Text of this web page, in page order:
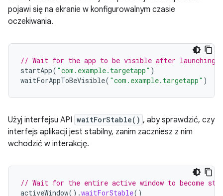
pojawi się na ekranie w konfigurowalnym czasie
oczekiwania.
// Wait for the app to be visible after launching
startApp( "com.example.targetapp" )
waitForAppToBeVisible( "com.example.targetapp" )
Użyj interfejsu API waitForStable() , aby sprawdzić, czy
interfejs aplikacji jest stabilny, zanim zaczniesz z nim
wchodzić w interakcję.
// Wait for the entire active window to become
activeWindow().waitForStable()